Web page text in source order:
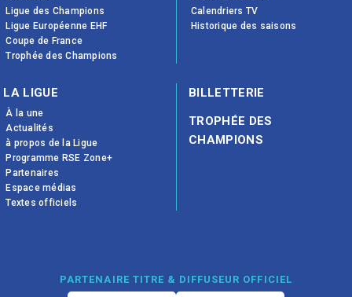
Ligue des Champions
Ligue Européenne EHF
Coupe de France
Trophée des Champions
Calendriers TV
Historique des saisons
LA LIGUE
À la une
Actualités
à propos de la Ligue
Programme RSE Zone+
Partenaires
Espace médias
Textes officiels
BILLETTERIE
TROPHÉE DES
CHAMPIONS
PARTENAIRE TITRE & DIFFUSEUR OFFICIEL